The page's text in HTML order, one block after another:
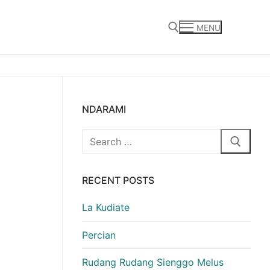
MENU
NDARAMI
Search
RECENT POSTS
La Kudiate
Percian
Rudang Rudang Sienggo Melus